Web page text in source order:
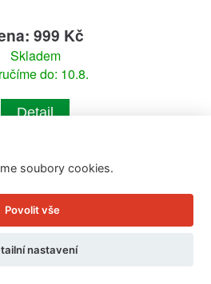
999 Kč
Skladem
do: 10.8.
Detail
soubory cookies.
Povolit vše
nastavení